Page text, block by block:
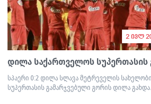
2 ივლ
დილა საქართველოს სუპერთასის
სპაერი 0:2 დილა სლავა მეტრეველის
სუპერთასის გამარჯვებული გორის დილა გახდა.